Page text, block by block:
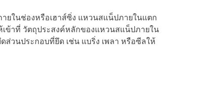
ในช่องหรือเฮาส์ซิ่ง แหวนสแน็ปภายในแตก
ข้าที่ วัตถุประสงค์หลักของแหวนสแน็ปภายใน
วนประกอบที่ยึด เช่น แบริ่ง เพลา หรือซีลให้